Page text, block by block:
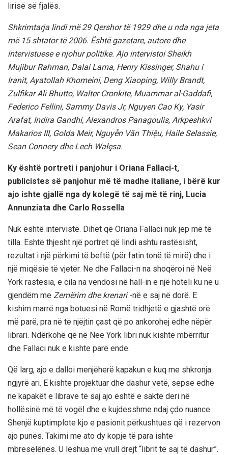
lirisë së fjalës.
Shkrimtarja lindi më 29 Qershor të 1929 dhe u nda nga jeta
më 15 shtator të 2006. Është gazetare, autore dhe
intervistuese e njohur politike. Ajo intervistoi Sheikh
Mujibur Rahman, Dalai Lama, Henry Kissinger, Shahu i
Iranit, Ayatollah Khomeini, Deng Xiaoping, Willy Brandt,
Zulfikar Ali Bhutto, Walter Cronkite, Muammar al-Gaddafi,
Federico Fellini, Sammy Davis Jr, Nguyen Cao Ky, Yasir
Arafat, Indira Gandhi, Alexandros Panagoulis, Arkpeshkvi
Makarios III, Golda Meir, Nguyễn Văn Thiệu, Haile Selassie,
Sean Connery dhe Lech Wałęsa.
Ky është portreti i panjohur i Oriana Fallaci-t,
publicistes së panjohur më të madhe italiane, i bërë kur
ajo ishte gjallë nga dy kolegë të saj më të rinj, Lucia
Annunziata dhe Carlo Rossella
Nuk është intervistë. Dihet që Oriana Fallaci nuk jep më të
tilla. Eshtë thjesht një portret që lindi ashtu rastësisht,
rezultat i një përkimi të beftë (për fatin tonë të mirë) dhe i
një miqësie të vjetër. Ne dhe Fallaci-n na shoqëroi në Neë
York rastësia, e cila na vendosi në hall-in e një hoteli ku ne u
gjendëm me Zemërim dhe krenari-në e saj në dorë. E
kishim marrë nga botuesi në Romë tridhjetë e gjashtë orë
më parë, pra në të njëjtin çast që po ankorohej edhe nëpër
librari. Ndërkohë që në Neë York libri nuk kishte mbërritur
dhe Fallaci nuk e kishte parë ende.
Që larg, ajo e dalloi menjëherë kapakun e kuq me shkronja
ngjyrë ari. E kishte projektuar dhe dashur vetë, sepse edhe
në kapakët e librave të saj ajo është e saktë deri në
hollësinë më të vogël dhe e kujdesshme ndaj çdo nuance.
Shenjë kuptimplote kjo e pasionit përkushtues që i rezervon
ajo punës. Takimi me ato dy kopje të para ishte
mbresëlënës. U lëshua me vrull drejt “librit të saj të dashur”.